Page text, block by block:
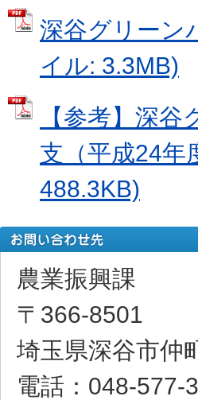
深谷グリーン
イル: 3.3MB)
【参考】深
支（平成24年
488.3KB)
農業振興課
〒366-8501
埼玉県深谷市仲
電話：048-577-